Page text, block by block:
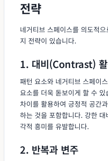
전략
네거티브 스페이스를 의도적
지 전략이 있습니다.
1. 대비(Contrast)
패턴 요소와 네거티브 스페이
요소를 더욱 돋보이게 할 수
차이를 활용하여 긍정적 공간
하는 것을 포함합니다. 강한
각적 흥미를 유발합니다.
2. 반복과 변주